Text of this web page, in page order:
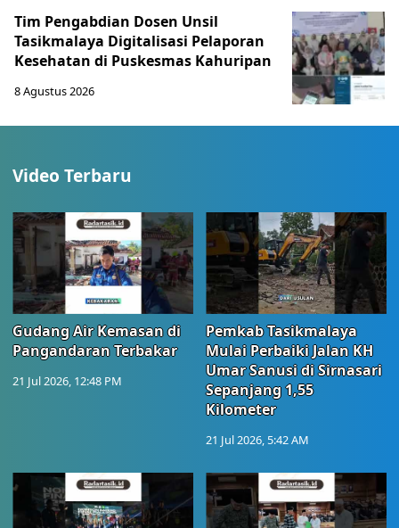
Tim Pengabdian Dosen Unsil
Tasikmalaya Digitalisasi Pelaporan
Kesehatan di Puskesmas Kahuripan
8 Agustus 2026
Video Terbaru
Gudang Air Kemasan di
Pangandaran Terbakar
21 Jul 2026, 12:48 PM
Pemkab Tasikmalaya
Mulai Perbaiki Jalan KH
Umar Sanusi di Sirnasari
Sepanjang 1,55
Kilometer
21 Jul 2026, 5:42 AM